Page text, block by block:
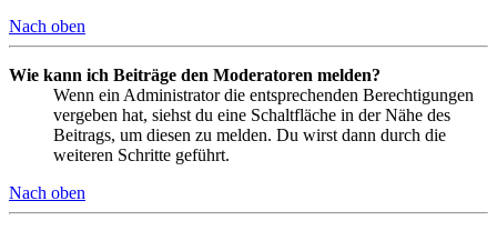
Nach oben
Wie kann ich Beiträge den Moderatoren melden?
Wenn ein Administrator die entsprechenden Berechtigungen
vergeben hat, siehst du eine Schaltfläche in der Nähe des
Beitrags, um diesen zu melden. Du wirst dann durch die
weiteren Schritte geführt.
Nach oben